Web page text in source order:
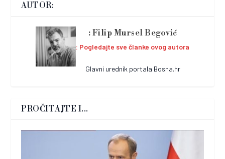
AUTOR:
Filip Mursel Begović
Pogledajte sve članke ovog autora
Glavni urednik portala Bosna.hr
PROČITAJTE I...